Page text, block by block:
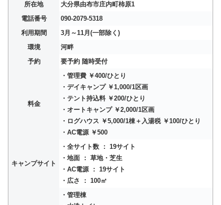
所在地
大分県由布市庄内町柿原1
電話番号
090-2079-5318
利用期間
3月～11月(一部除く)
環境
河畔
予約
要予約 随時受付
料金
・管理費 ￥400/ひとり
・デイキャンプ ￥1,000/1区画
・テント持込料 ￥200/ひとり
・オートキャンプ ￥2,000/1区画
・ログハウス ￥5,000/1棟＋入湯税 ￥100/ひとり
・AC電源 ￥500
キャンプサイト
・全サイト数 ： 19サイト
・地面 ： 草地・芝生
・AC電源 ： 19サイト
・広さ ： 100㎡
・管理棟